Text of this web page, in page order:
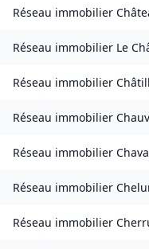
Réseau immobilier
Réseau immobilier Le
Réseau immobilier
Réseau immobilier
Réseau immobilier
Réseau immobilier
Réseau immobilier